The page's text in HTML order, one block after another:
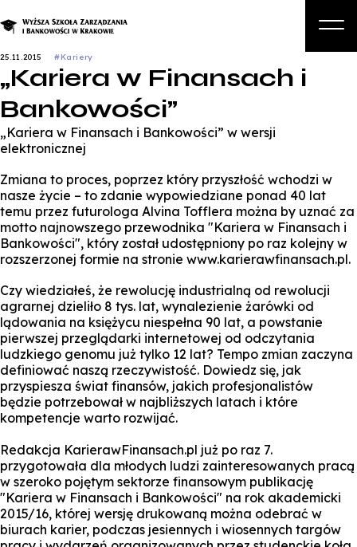
Studia podyplomowe i kursy
Kandydat
Student
Biznes
25.11.2015 #Kariery
„Kariera w Finansach i
Bankowości”
„Kariera w Finansach i Bankowości” w wersji
elektronicznej
Zmiana to proces, poprzez który przyszłość wchodzi w
nasze życie – to zdanie wypowiedziane ponad 40 lat
temu przez futurologa Alvina Tofflera można by uznać za
motto najnowszego przewodnika "Kariera w Finansach i
Bankowości", który został udostępniony po raz kolejny w
rozszerzonej formie na stronie www.karierawfinansach.pl.
Czy wiedziałeś, że rewolucję industrialną od rewolucji
agrarnej dzieliło 8 tys. lat, wynalezienie żarówki od
lądowania na księżycu niespełna 90 lat, a powstanie
pierwszej przeglądarki internetowej od odczytania
ludzkiego genomu już tylko 12 lat? Tempo zmian zaczyna
definiować naszą rzeczywistość. Dowiedz się, jak
przyspiesza świat finansów, jakich profesjonalistów
będzie potrzebował w najbliższych latach i które
kompetencje warto rozwijać.
Redakcja KarierawFinansach.pl już po raz 7.
przygotowała dla młodych ludzi zainteresowanych pracą
w szeroko pojętym sektorze finansowym publikację
"Kariera w Finansach i Bankowości" na rok akademicki
2015/16, której wersję drukowaną można odebrać w
biurach karier, podczas jesiennych i wiosennych targów